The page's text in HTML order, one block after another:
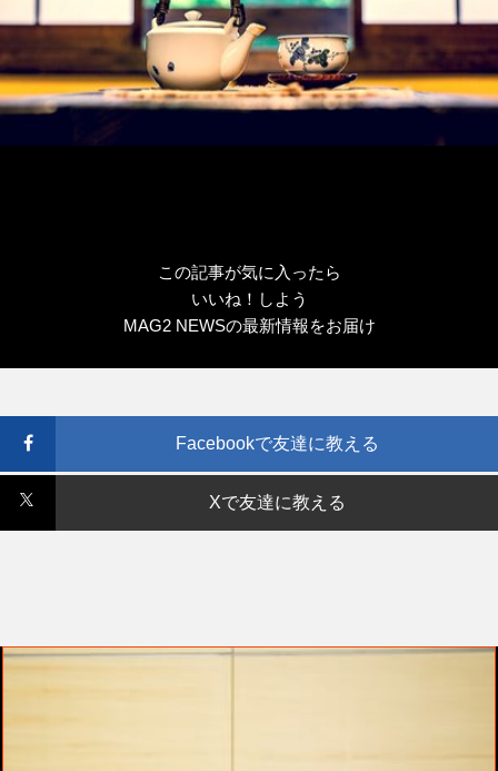
この記事が気に入ったら
いいね！しよう
MAG2 NEWSの最新情報をお届け
Facebookで友達に教える
Xで友達に教える